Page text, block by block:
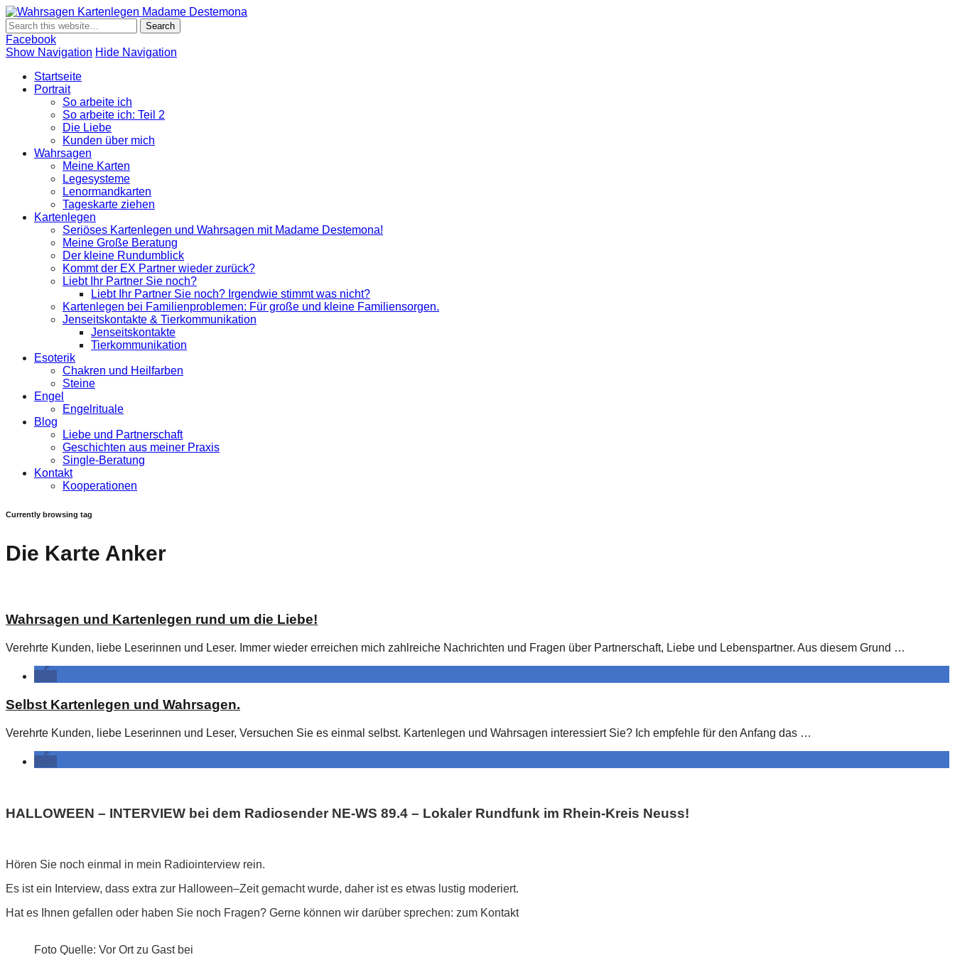
Wahrsagen und Kartenlegen Madame Destemona
Facebook
Show Navigation Hide Navigation
Startseite
Portrait
So arbeite ich
So arbeite ich: Teil 2
Die Liebe
Kunden über mich
Wahrsagen
Meine Karten
Legesysteme
Lenormandkarten
Tageskarte ziehen
Kartenlegen
Seriöses Kartenlegen und Wahrsagen mit Madame Destemona!
Meine Große Beratung
Der kleine Rundumblick
Kommt der EX Partner wieder zurück?
Liebt Ihr Partner Sie noch?
Liebt Ihr Partner Sie noch? Irgendwie stimmt was nicht?
Kartenlegen bei Familienproblemen: Für große und kleine Familiensorgen.
Jenseitskontakte & Tierkommunikation
Jenseitskontakte
Tierkommunikation
Esoterik
Chakren und Heilfarben
Steine
Engel
Engelrituale
Blog
Liebe und Partnerschaft
Geschichten aus meiner Praxis
Single-Beratung
Kontakt
Kooperationen
Currently browsing tag
Die Karte Anker
Wahrsagen und Kartenlegen rund um die Liebe!
Verehrte Kunden, liebe Leserinnen und Leser. Immer wieder erreichen mich zahlreiche Nachrichten und Fragen über Partnerschaft, Liebe und Lebenspartner. Aus diesem Grund …
Selbst Kartenlegen und Wahrsagen.
Verehrte Kunden, liebe Leserinnen und Leser, Versuchen Sie es einmal selbst. Kartenlegen und Wahrsagen interessiert Sie? Ich empfehle für den Anfang das …
HALLOWEEN – INTERVIEW bei dem Radiosender NE-WS 89.4 – Lokaler Rundfunk im Rhein-Kreis Neuss!
Hören Sie noch einmal in mein Radiointerview rein.
Es ist ein Interview, dass extra zur Halloween–Zeit gemacht wurde, daher ist es etwas lustig moderiert.
Hat es Ihnen gefallen oder haben Sie noch Fragen? Gerne können wir darüber sprechen: zum Kontakt
Foto Quelle: Vor Ort zu Gast bei